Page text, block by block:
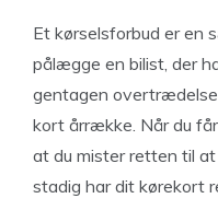
Et kørselsforbud er en
pålægge en bilist, der
gentagen
kort årrække. Når du
at du mister retten til at
stadig har dit kørekort